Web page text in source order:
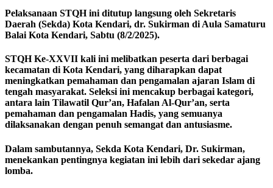
Pelaksanaan STQH ini ditutup langsung oleh Sekretaris
Daerah (Sekda) Kota Kendari, dr. Sukirman di Aula Samaturu
Balai Kota Kendari, Sabtu (8/2/2025).
STQH Ke-XXVII kali ini melibatkan peserta dari berbagai
kecamatan di Kota Kendari, yang diharapkan dapat
meningkatkan pemahaman dan pengamalan ajaran Islam di
tengah masyarakat. Seleksi ini mencakup berbagai kategori,
antara lain Tilawatil Qur’an, Hafalan Al-Qur’an, serta
pemahaman dan pengamalan Hadis, yang semuanya
dilaksanakan dengan penuh semangat dan antusiasme.
Dalam sambutannya, Sekda Kota Kendari, Dr. Sukirman,
menekankan pentingnya kegiatan ini lebih dari sekedar ajang
lomba.